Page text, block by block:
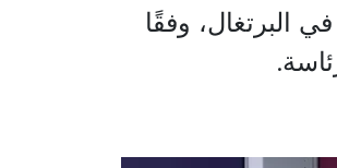
مهاجر جديد في البرتغال، وفقًا